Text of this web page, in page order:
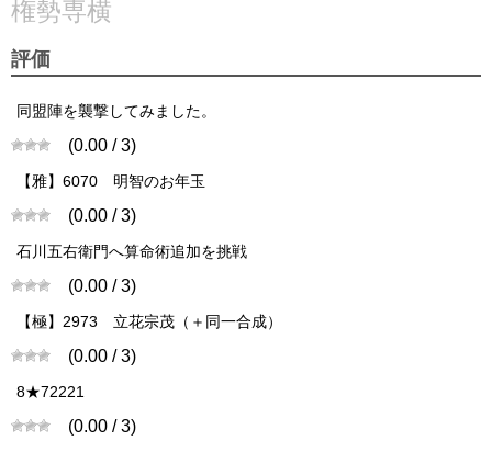
権勢専横
評価
同盟陣を襲撃してみました。
(0.00 / 3)
【雅】6070 明智のお年玉
(0.00 / 3)
石川五右衛門へ算命術追加を挑戦
(0.00 / 3)
【極】2973 立花宗茂（＋同一合成）
(0.00 / 3)
8★72221
(0.00 / 3)